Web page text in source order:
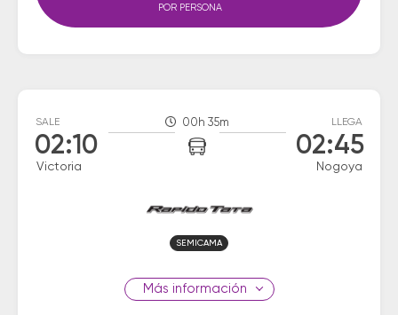
POR PERSONA
SALE
02:10
Victoria
00h 35m LLEGA
02:45
Nogoya
SEMICAMA
información